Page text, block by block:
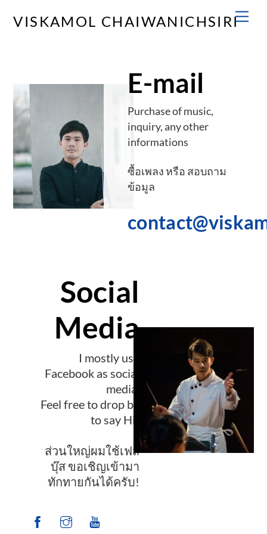
VISKAMOL CHAIWANICHSIRI
E-mail
Purchase of music,
inquiry, any other
informations
ซื้อเพลง หรือ สอบถาม
ข้อมูล
Social
Media
I mostly use
Facebook as social
media.
Feel free to drop by
to say Hi!
ส่วนใหญ่ผมใช้เฟส
บุ๊ส ขอเชิญเข้ามา
ทักทายกันได้ครับ!
FacebookInstagram